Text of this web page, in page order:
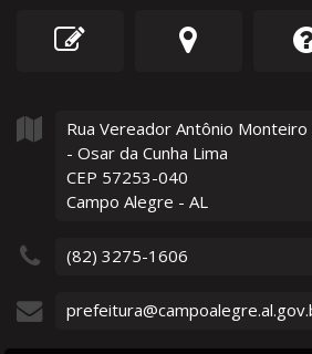
Rua Vereador Antônio
- Osar da Cunha Lima
CEP 57253-040
Campo Alegre - AL
(82) 3275-1606